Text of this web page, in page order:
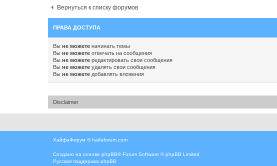
Вернуться к списку форумов
ПРАВА ДОСТУПА
Вы не можете начинать темы
Вы не можете отвечать на сообщения
Вы не можете редактировать свои сообщения
Вы не можете удалять свои сообщения
Вы не можете добавлять вложения
Disclaimer
ХайфаФорум ©haifaforum.com
Создано на основе phpBB® Forum Software © phpBB Limited
Русская поддержка phpBB